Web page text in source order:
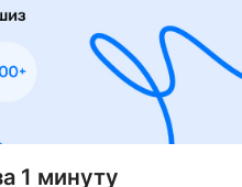
Бизнесменс.ру
за условия
лиц,
информации, имеющейся
него. За достоверность
ответственность
1 минуту